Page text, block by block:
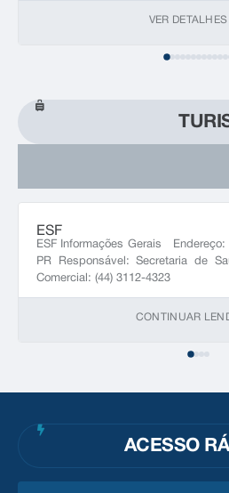
VER DETALHES
ESF
ESF Informações Gerais
PR Responsável: Secretaria de
Comercial: (44) 3112-4323
CONTINUAR
ACESSO